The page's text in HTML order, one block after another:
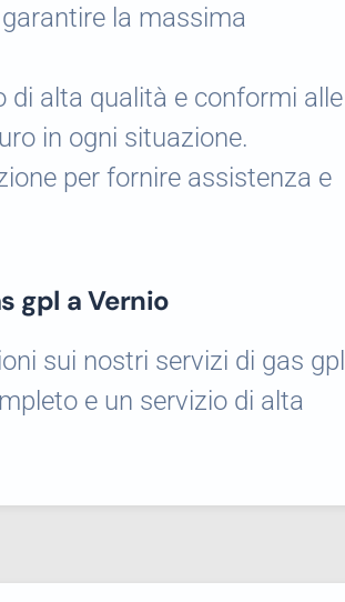
la massima
di alta qualità e conformi alle
in ogni situazione.
per fornire assistenza e
gpl a Vernio
sui nostri servizi di gas gpl
e un servizio di alta